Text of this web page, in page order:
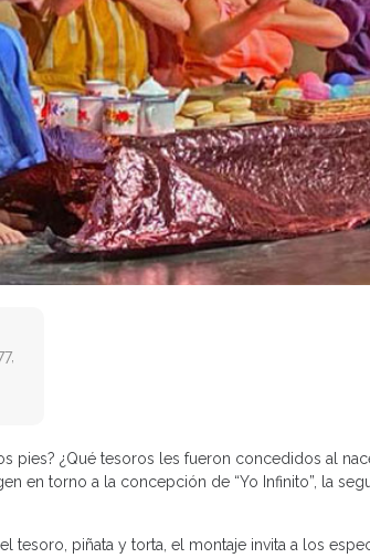
pies? ¿Qué tesoros les fueron concedidos al
en torno a la concepción de “Yo Infinito”, la
tesoro, piñata y torta, el montaje invita a los